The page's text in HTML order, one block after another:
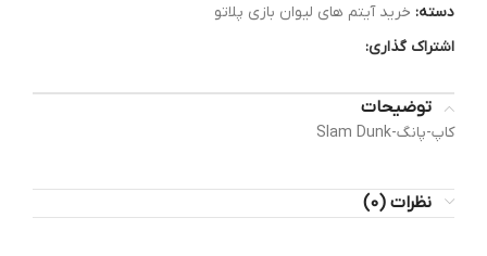
دسته: خرید آیتم های لیوان بازی پلاتو
اشتراک گذاری:
توضیحات
کاپ-پانگ-Slam Dunk
نظرات (0)